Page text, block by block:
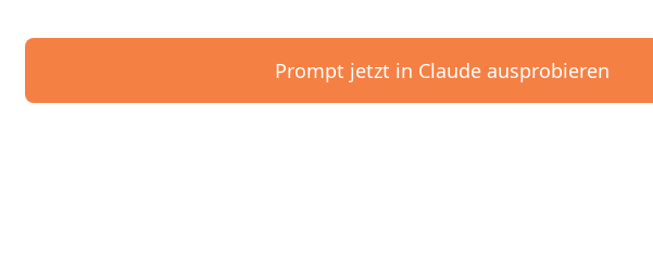
Prompt jetzt in Claude ausprobieren